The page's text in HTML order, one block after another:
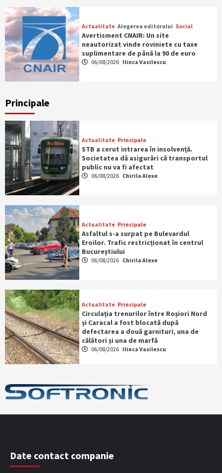
Actualitate Alegerea editorului Social
Avertisment CNAIR: Un site
neautorizat vinde roviniete cu taxe
suplimentare de până la 90 de euro
06/08/2026 Ilinca Vasilescu
Principale
Actualitate Principale
STB a cerut intrarea în insolvență.
Societatea dă asigurări că transportul
public nu va fi afectat
06/08/2026 Chirila Alexe
Actualitate Principale
Asfaltul s-a surpat pe Bulevardul
Eroilor. Trafic restricționat în centrul
Bucureștiului
06/08/2026 Chirila Alexe
Actualitate Principale
Circulația trenurilor între Roșiori Nord
și Caracal a fost blocată după
defectarea a două garnituri, una de
călători și una de marfă
06/08/2026 Ilinca Vasilescu
Date contact companie